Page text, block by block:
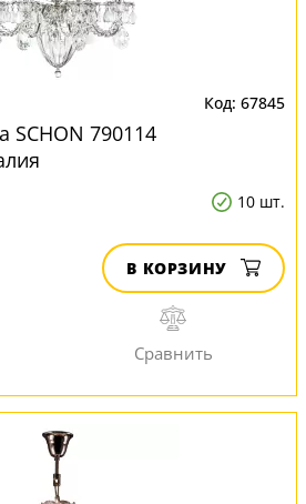
67845
SCHON 790114
10 шт.
В КОРЗИНУ